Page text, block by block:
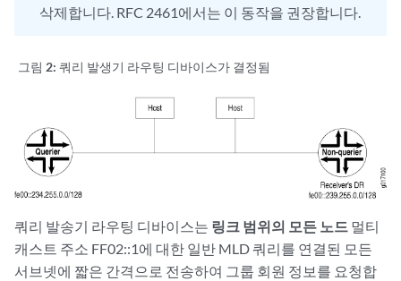
삭제합니다. RFC 2461에서는 이 동작을 권장합니다.
그림 2: 쿼리 발생기 라우팅 디바이스가 결정됨
쿼리 발송기 라우팅 디바이스는 링크 범위의 모든 노드 멀티
캐스트 주소 FF02::1에 대한 일반 MLD 쿼리를 연결된 모든
서브넷에 짧은 간격으로 전송하여 그룹 회원 정보를 요청합